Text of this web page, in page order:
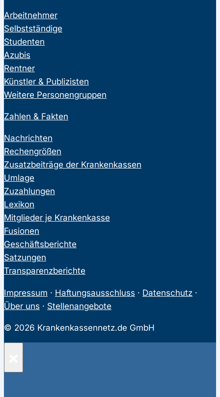
Arbeitnehmer
Selbstständige
Studenten
Azubis
Rentner
Künstler & Publizisten
Weitere Personengruppen
Zahlen & Fakten
Nachrichten
Rechengrößen
Zusatzbeiträge der Krankenkassen
Umlage
Zuzahlungen
Lexikon
Mitglieder je Krankenkasse
Fusionen
Geschäftsberichte
Satzungen
Transparenzberichte
Impressum · Haftungsausschluss · Datenschutz ·
Über uns · Stellenangebote
© 2026 Krankenkassennetz.de GmbH